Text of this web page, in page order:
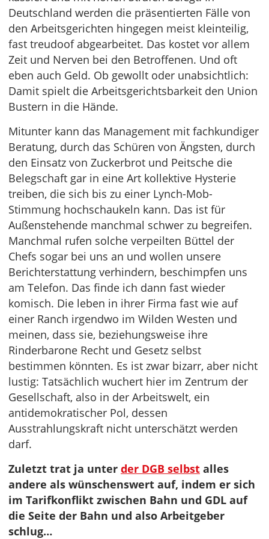
Deutschland werden die präsentierten Fälle von
den Arbeitsgerichten hingegen meist kleinteilig,
fast treudoof abgearbeitet. Das kostet vor allem
Zeit und Nerven bei den Betroffenen. Und oft
eben auch Geld. Ob gewollt oder unabsichtlich:
Damit spielt die Arbeitsgerichtsbarkeit den Union
Bustern in die Hände.
Mitunter kann das Management mit fachkundiger
Beratung, durch das Schüren von Ängsten, durch
den Einsatz von Zuckerbrot und Peitsche die
Belegschaft gar in eine Art kollektive Hysterie
treiben, die sich bis zu einer Lynch-Mob-
Stimmung hochschaukeln kann. Das ist für
Außenstehende manchmal schwer zu begreifen.
Manchmal rufen solche verpeilten Büttel der
Chefs sogar bei uns an und wollen unsere
Berichterstattung verhindern, beschimpfen uns
am Telefon. Das finde ich dann fast wieder
komisch. Die leben in ihrer Firma fast wie auf
einer Ranch irgendwo im Wilden Westen und
meinen, dass sie, beziehungsweise ihre
Rinderbarone Recht und Gesetz selbst
bestimmen könnten. Es ist zwar bizarr, aber nicht
lustig: Tatsächlich wuchert hier im Zentrum der
Gesellschaft, also in der Arbeitswelt, ein
antidemokratischer Pol, dessen
Ausstrahlungskraft nicht unterschätzt werden
darf.
Zuletzt trat ja unter der DGB selbst alles
andere als wünschenswert auf, indem er sich
im Tarifkonflikt zwischen Bahn und GDL auf
die Seite der Bahn und also Arbeitgeber
schlug…